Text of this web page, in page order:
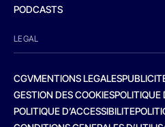
PODCASTS
LEGAL
CGVMENTIONS LEGALES
GESTION DES COOKIESPOLITIQUE
POLITIQUE D’ACCESSIBILITE